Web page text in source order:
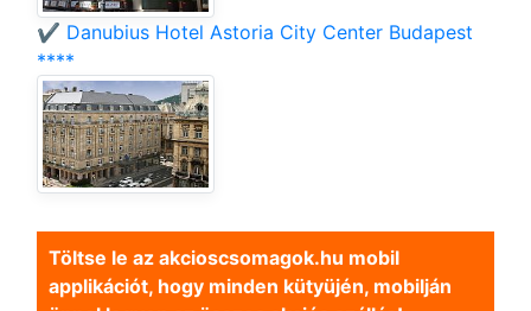
✔️ Danubius Hotel Astoria City Center Budapest
****
Töltse le az akcioscsomagok.hu mobil
applikációt, hogy minden kütyüjén, mobilján